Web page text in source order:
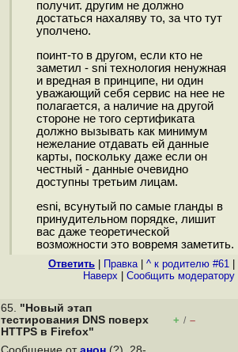
получит. другим не должно
достаться нахаляву то, за что тут
уполчено.
поинт-то в другом, если кто не
заметил - sni технология ненужная
и вредная в принципе, ни один
уважающий себя сервис на нее не
полагается, а наличие на другой
стороне не того сертификата
должно вызывать как минимум
нежелание отдавать ей данные
карты, поскольку даже если он
честный - данные очевидно
доступны третьим лицам.
esni, всунутый по самые гланды в
принудительном порядке, лишит
вас даже теоретической
возможности это вовремя заметить.
Ответить Правка| ^ к родителю #61
Наверх
Cообщить модератору
65. "Новый этап
тестирования DNS поверх
HTTPS в Firefox"
+ / –